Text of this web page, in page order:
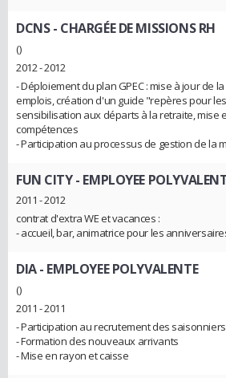
DCNS- CHARGÉE DE MISSIONS RH
()
2012 - 2012
- Déploiement du plan GPEC : mise à jour de
emplois, création d'un guide "repères pour
sensibilisation aux départs à la retraite, mise
compétences
- Participation au processus de gestion de la
FUN CITY- EMPLOYEE
2011 - 2012
contrat d'extra WE et vacances :
- accueil, bar, animatrice pour les
DIA- EMPLOYEE POLYVALENTE
()
2011 - 2011
- Participation au recrutement des
- Formation des nouveaux arrivants
- Mise en rayon et caisse